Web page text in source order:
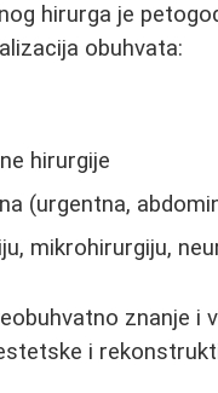
hirurga je
obuhvata:
hirurgije
(urgentna,
mikrohirurgiju,
znanje i
i